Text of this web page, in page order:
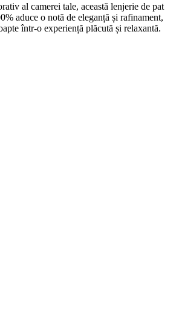
al camerei tale, această lenjerie de pat
aduce o notă de eleganță și rafinament,
într-o experiență plăcută și relaxantă.